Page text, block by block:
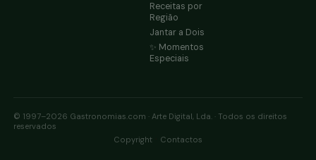
Receitas por
Região
Jantar a Dois
✨ Momentos
Especiais
© 1997–2026 Gastronomias.com · Arte Digital, Lda. · Todos os direitos
reservados
Copyright
Contactos